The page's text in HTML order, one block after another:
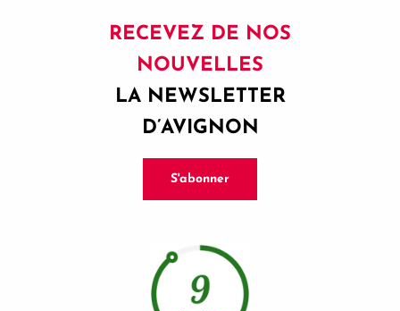
RECEVEZ DE NOS
NOUVELLES
LA NEWSLETTER
D’AVIGNON
S'abonner